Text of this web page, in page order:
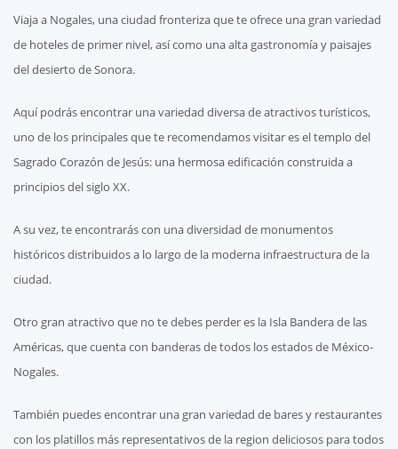
Viaja a Nogales, una ciudad fronteriza que te ofrece una gran variedad
de hoteles de primer nivel, así como una alta gastronomía y paisajes
del desierto de Sonora.
Aquí podrás encontrar una variedad diversa de atractivos turísticos,
uno de los principales que te recomendamos visitar es el templo del
Sagrado Corazón de Jesús: una hermosa edificación construida a
principios del siglo XX.
A su vez, te encontrarás con una diversidad de monumentos
históricos distribuidos a lo largo de la moderna infraestructura de la
ciudad.
Otro gran atractivo que no te debes perder es la Isla Bandera de las
Américas, que cuenta con banderas de todos los estados de México-
Nogales.
También puedes encontrar una gran variedad de bares y restaurantes
con los platillos más representativos de la region deliciosos para todos